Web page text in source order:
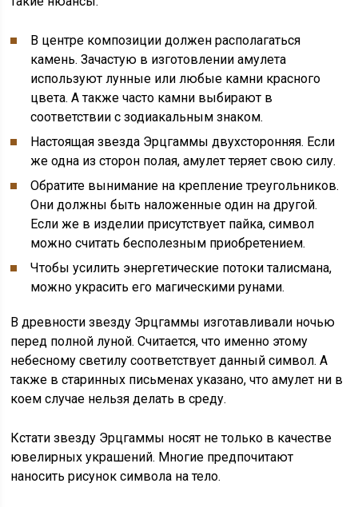
В центре композиции должен располагаться
камень. Зачастую в изготовлении амулета
используют лунные или любые камни красного
цвета. А также часто камни выбирают в
соответствии с зодиакальным знаком.
Настоящая звезда Эрцгаммы двухсторонняя. Если
же одна из сторон полая, амулет теряет свою силу.
Обратите вынимание на крепление треугольников.
Они должны быть наложенные один на другой.
Если же в изделии присутствует пайка, символ
можно считать бесполезным приобретением.
Чтобы усилить энергетические потоки талисмана,
можно украсить его магическими рунами.
В древности звезду Эрцгаммы изготавливали ночью
перед полной луной. Считается, что именно этому
небесному светилу соответствует данный символ. А
также в старинных письменах указано, что амулет ни в
коем случае нельзя делать в среду.
Кстати звезду Эрцгаммы носят не только в качестве
ювелирных украшений. Многие предпочитают
наносить рисунок символа на тело.